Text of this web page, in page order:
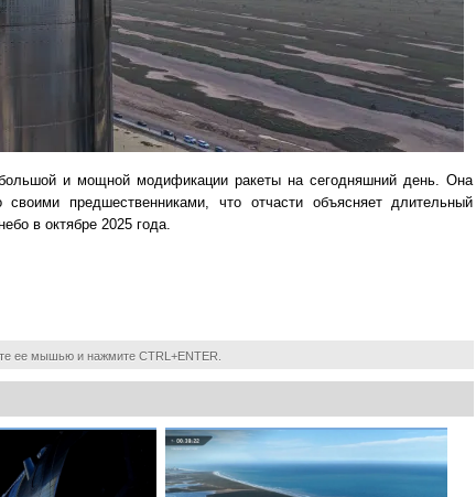
и мощной модификации ракеты на сегодняшний день. Она
предшественниками, что отчасти объясняет длительный
в октябре 2025 года.
ее мышью и нажмите CTRL+ENTER.